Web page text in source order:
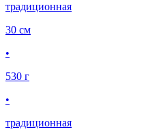
традиционная
30 см
•
530 г
•
традиционная